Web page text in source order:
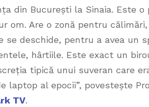
din București la Sinaia. Este
om. Are o zonă pentru
se deschide, pentru a avea un
hârtiile. Este exact un
tipică unui suveran care
laptop al epocii”, povestește
TV.